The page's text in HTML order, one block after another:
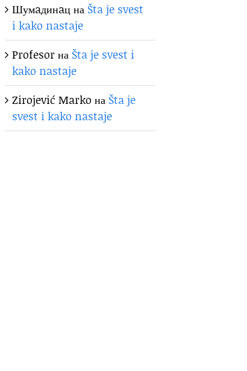
Шумaдинaцна Šta je svest
i kako nastaje
Profesorна Šta je svest i
kako nastaje
Zirojević Marko на Šta je
svest i kako nastaje